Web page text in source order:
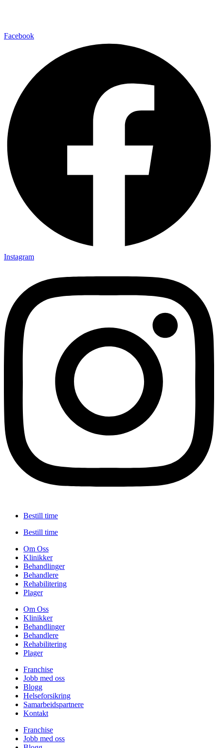
Facebook
Instagram
Bestill time
Bestill time
Om Oss
Klinikker
Behandlinger
Behandlere
Rehabilitering
Plager
Om Oss
Klinikker
Behandlinger
Behandlere
Rehabilitering
Plager
Franchise
Jobb med oss
Blogg
Helseforsikring
Samarbeidspartnere
Kontakt
Franchise
Jobb med oss